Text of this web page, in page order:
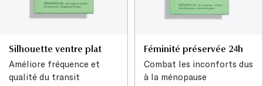
Silhouette ventre plat
Améliore fréquence et
qualité du transit
Féminité préservée 24h
Combat les inconforts dus
à la ménopause